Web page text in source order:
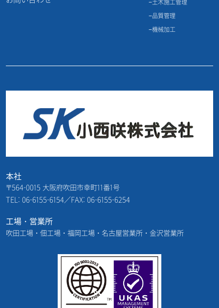
土木施工管理
品質管理
機械加工
本社
〒564-0015 大阪府吹田市幸町11番1号
TEL: 06-6155-6154／FAX: 06-6155-6254
工場・営業所
吹田工場・佃工場・福岡工場・名古屋営業所・金沢営業所